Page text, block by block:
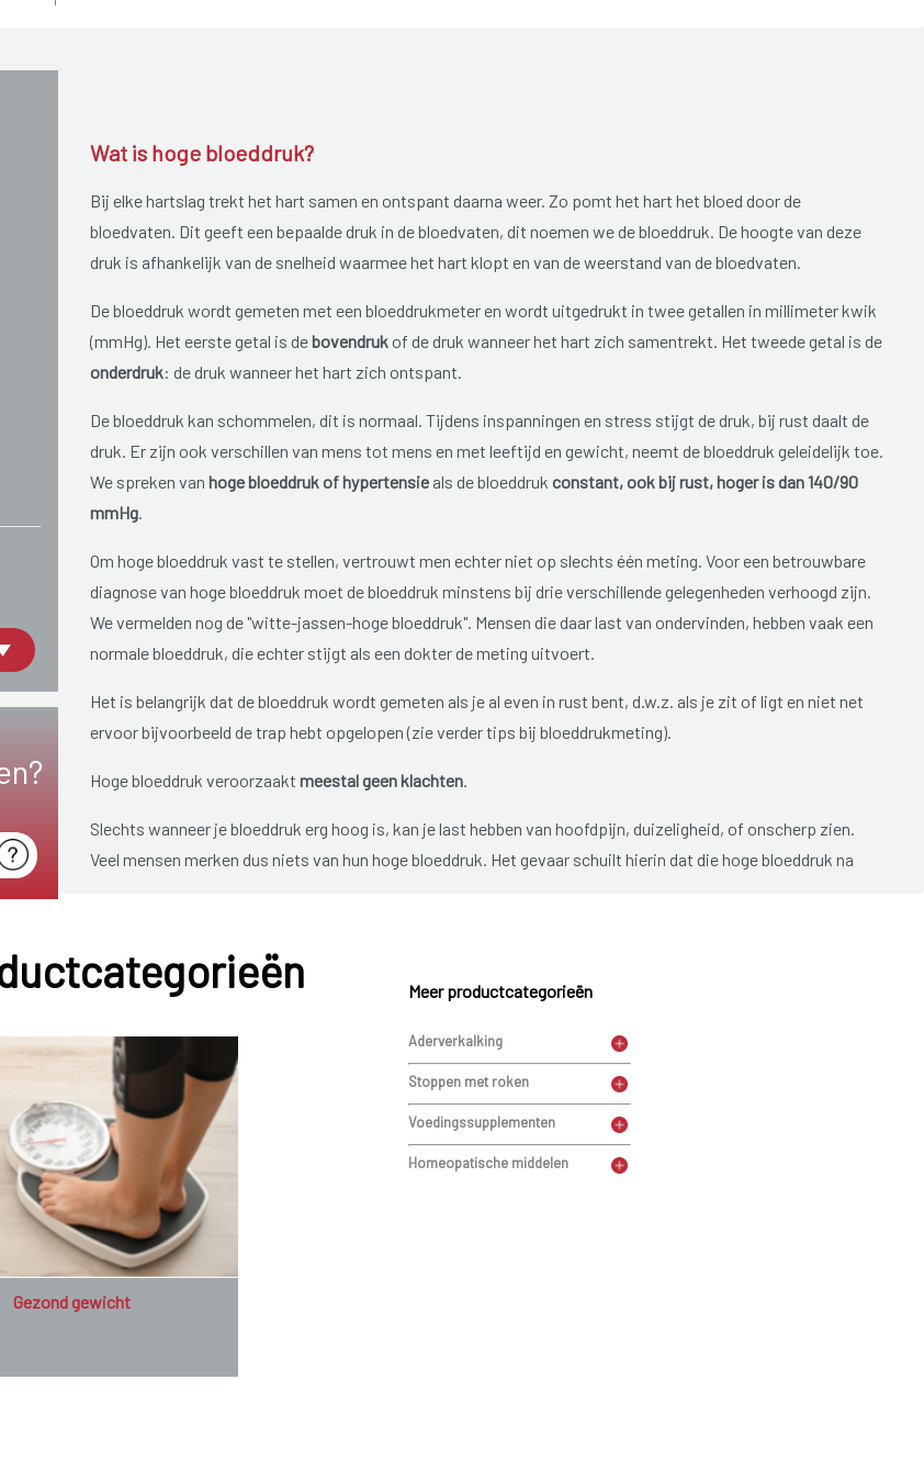
Wat is hoge bloeddruk?
Bij elke hartslag trekt het hart samen en ontspant daarna weer. Zo pomt het hart het bloed door de
bloedvaten. Dit geeft een bepaalde druk in de bloedvaten, dit noemen we de bloeddruk. De hoogte van deze
druk is afhankelijk van de snelheid waarmee het hart klopt en van de weerstand van de bloedvaten.
De bloeddruk wordt gemeten met een bloeddrukmeter en wordt uitgedrukt in twee getallen in millimeter kwik
(mmHg). Het eerste getal is debovendrukof de druk wanneer het hart zich samentrekt. Het tweede getal is de
onderdruk: de druk wanneer het hart zich ontspant.
De bloeddruk kan schommelen, dit is normaal. Tijdens inspanningen en stress stijgt de druk, bij rust daalt de
druk. Er zijn ook verschillen van mens tot mens en met leeftijd en gewicht, neemt de bloeddruk geleidelijk toe.
We spreken van hoge bloeddruk of hypertensieals de bloeddruk constant, ook bij rust, hoger is dan 140/90
mmHg.
Om hoge bloeddruk vast te stellen, vertrouwt men echter niet op slechts één meting. Voor een betrouwbare
diagnose van hoge bloeddruk moet de bloeddruk minstens bij drie verschillende gelegenheden verhoogd zijn.
We vermelden nog de "witte-jassen-hoge bloeddruk". Mensen die daar last van ondervinden, hebben vaak een
normale bloeddruk, die echter stijgt als een dokter de meting uitvoert.
Het is belangrijk dat de bloeddruk wordt gemeten als je al even in rust bent, d.w.z. als je zit of ligt en niet net
ervoor bijvoorbeeld de trap hebt opgelopen (zie verder tips bij bloeddrukmeting).
Hoge bloeddruk veroorzaakt meestal geen klachten.
Slechts wanneer je bloeddruk erg hoog is, kan je last hebben van hoofdpijn, duizeligheid, of onscherp zien.
Veel mensen merken dus niets van hun hoge bloeddruk. Het gevaar schuilt hierin dat die hoge bloeddruk na
genoemd. De kans op beschadiging van slagaders, hart en nieren stijgt met de ernst en de duur van de hoge
bloeddruk. Slagaders, die beschadigd zijn, zullen eerder vernauwd worden door aderverkalking of
op hun beurt vernauwen. Het is bijgevolg van groot belang om hoge bloeddruk tijdig op te sporen en
consequent te blijven behandelen.
Gezond gewicht
Meer productcategorieën
Aderverkalking
Stoppen met roken
Voedingssupplementen
Homeopatische middelen